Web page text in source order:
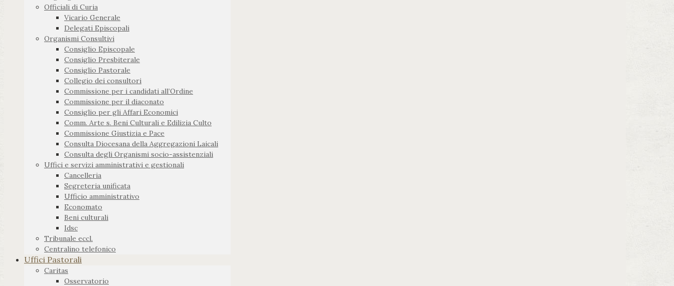
Officiali di Curia
Vicario Generale
Delegati Episcopali
Organismi Consultivi
Consiglio Episcopale
Consiglio Presbiterale
Consiglio Pastorale
Collegio dei consultori
Commissione per i candidati all’Ordine
Commissione per il diaconato
Consiglio per gli Affari Economici
Comm. Arte s. Beni Culturali e Edilizia Culto
Commissione Giustizia e Pace
Consulta Diocesana della Aggregazioni Laicali
Consulta degli Organismi socio-assistenziali
Uffici e servizi amministrativi e gestionali
Cancelleria
Segreteria unificata
Ufficio amministrativo
Economato
Beni culturali
Idsc
Tribunale eccl.
Centralino telefonico
Uffici Pastorali
Caritas
Osservatorio